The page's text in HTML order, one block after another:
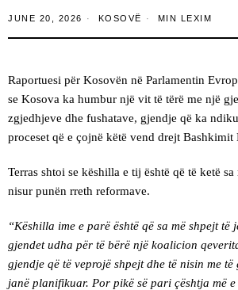
JUNE 20, 2026 KOSOVË MIN LEXIM
Raportuesi për Kosovën në Parlamentin
se Kosova ka humbur një vit të tërë me një
zgjedhjeve dhe fushatave, gjendje që ka
proceset që e çojnë këtë vend drejt Bashkimit
Terras shtoi se këshilla e tij është që të ketë
nisur punën rreth reformave.
“Këshilla ime e parë është që sa më shpejt të
gjendet udha për të bërë një koalicion
gjendje që të veprojë shpejt dhe të nisin me
janë planifikuar. Por pikë së pari çështja më e